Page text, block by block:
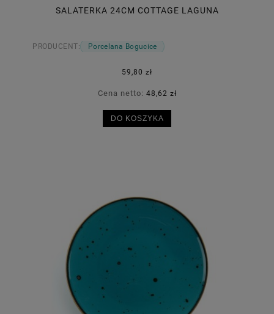
SALATERKA 24CM COTTAGE LAGUNA
PRODUCENT: Porcelana Bogucice
59,80 zł
Cena netto: 48,62 zł
DO KOSZYKA